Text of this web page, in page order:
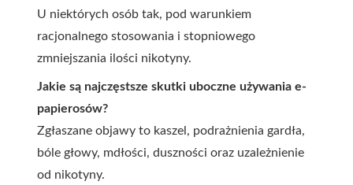
U niektórych osób tak, pod warunkiem
racjonalnego stosowania i stopniowego
zmniejszania ilości nikotyny.
Jakie są najczęstsze skutki uboczne używania e-
papierosów?
Zgłaszane objawy to kaszel, podrażnienia gardła,
bóle głowy, mdłości, duszności oraz uzależnienie
od nikotyny.